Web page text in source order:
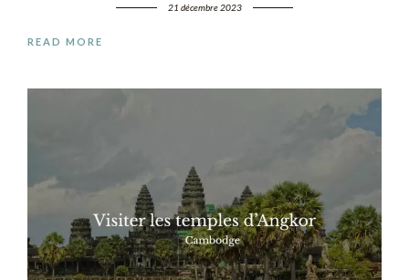
21 décembre 2023
READ MORE